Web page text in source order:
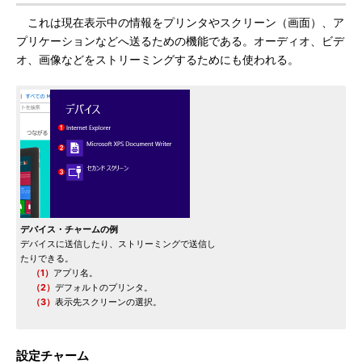
これは現在表示中の情報をプリンタやスクリーン（画面）、ア
プリケーションなどへ送るための機能である。オーディオ、ビデ
オ、画像などをストリーミングするためにも使われる。
デバイス・チャームの例
デバイスに送信したり、ストリーミングで送信し
たりできる。
（1） アプリ名。
（2） デフォルトのプリンタ。
（3） 表示先スクリーンの選択。
設定チャーム